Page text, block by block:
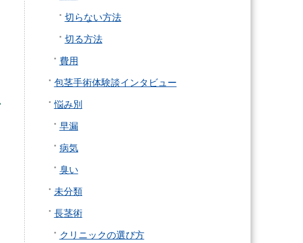
切らない方法
切る方法
費用
包茎手術体験談インタビュー
悩み別
早漏
病気
臭い
未分類
長茎術
クリニックの選び方